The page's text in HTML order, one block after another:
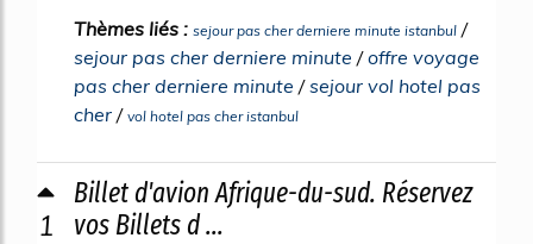
Thèmes liés : sejour pas cher derniere minute istanbul /
sejour pas cher derniere minute /offre voyage
pas cher derniere minute /sejour vol hotel pas
cher / vol hotel pas cher istanbul
1
Billet d'avion Afrique-du-sud. Réservez
vos Billets d ...